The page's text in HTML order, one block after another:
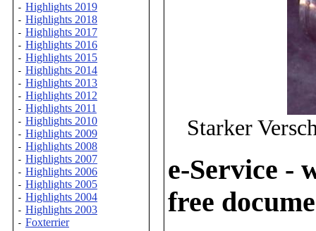
- Highlights 2019
- Highlights 2018
- Highlights 2017
- Highlights 2016
- Highlights 2015
- Highlights 2014
- Highlights 2013
- Highlights 2012
- Highlights 2011
- Highlights 2010
- Highlights 2009
- Highlights 2008
- Highlights 2007
- Highlights 2006
- Highlights 2005
- Highlights 2004
- Highlights 2003
- Foxterrier
Starker
e-Service -
free